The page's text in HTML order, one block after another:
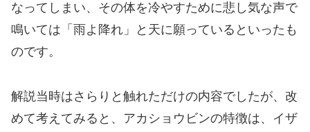
なってしまい、その体を冷やすために悲し気な声で
鳴いては「雨よ降れ」と天に願っているといったも
のです。
解説当時はさらりと触れただけの内容でしたが、改
めて考えてみると、アカショウビンの特徴は、イザ